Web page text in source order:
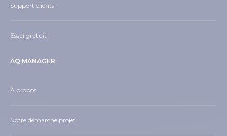
Support clients
Essai gratuit
AQ MANAGER
À propos
Notre démarche projet